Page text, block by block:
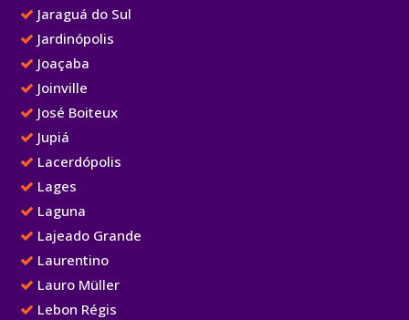
Jaraguá do Sul
Jardinópolis
Joaçaba
Joinville
José Boiteux
Jupiá
Lacerdópolis
Lages
Laguna
Lajeado Grande
Laurentino
Lauro Müller
Lebon Régis